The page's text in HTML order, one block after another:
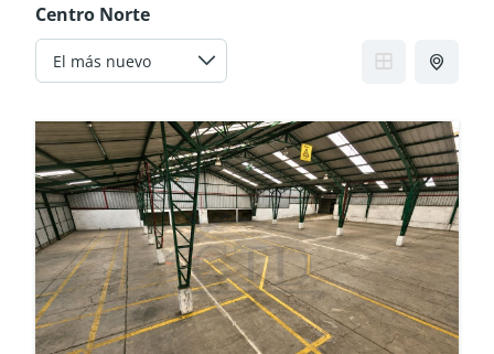
Centro Norte